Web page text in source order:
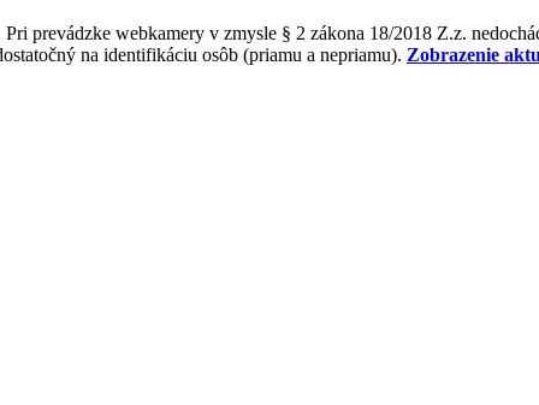
prevádzke webkamery v zmysle § 2 zákona 18/2018 Z.z.
na identifikáciu osôb (priamu a nepriamu). Zobrazenie